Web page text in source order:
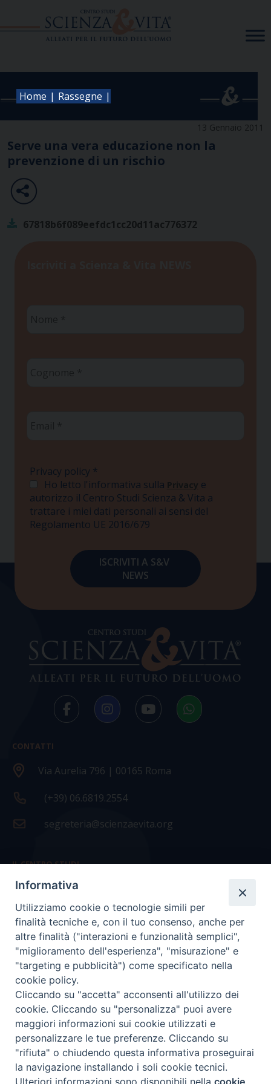
Home | Rassegne |
13 Gennaio 2011
Serve una vera educazione non la
prevenzione di un rischio
67818b6f089eefdc1cc20d11ac776372
Privacy policy *
Ho letto l'informativa sulla Privacy e
autorizzo il Centro Studi Scienza & Vita a
trattare i miei dati personali ai sensi del
Regolamento UE 2016/679
CONTATTI
Via Aurelia 796 | 00165 Roma
(+39) 06.6819.2554
segreteria@scienzaevita.org
IL CENTRO STUDI
La nostra storia
Statuto
Presidenza e ufficio presidenza
Consiglio scientifico
Coordinamento nazionale
COPYRIGHT Scienza & Vita - C.F96600690588- Tutti i
diritti -Privacy- Credits
Informativa
Utilizziamo cookie o tecnologie simili per
finalità tecniche e, con il tuo consenso, anche per
altre finalità ("interazioni e funzionalità semplici",
"miglioramento dell'esperienza", "misurazione" e
"targeting e pubblicità") come specificato nella
cookie policy.
Cliccando su "accetta" acconsenti all'utilizzo dei
cookie. Cliccando su "personalizza" puoi avere
maggiori informazioni sui cookie utilizzati e
personalizzare le tue preferenze. Cliccando su
"rifiuta" o chiudendo questa informativa proseguirai
la navigazione installando i soli cookie tecnici.